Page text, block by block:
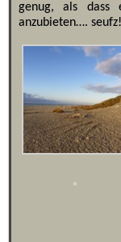
genug, als dass
anzubieten…. seufz!